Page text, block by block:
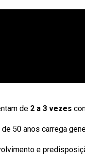
de 2 a 3 vezes
50 anos carrega
e